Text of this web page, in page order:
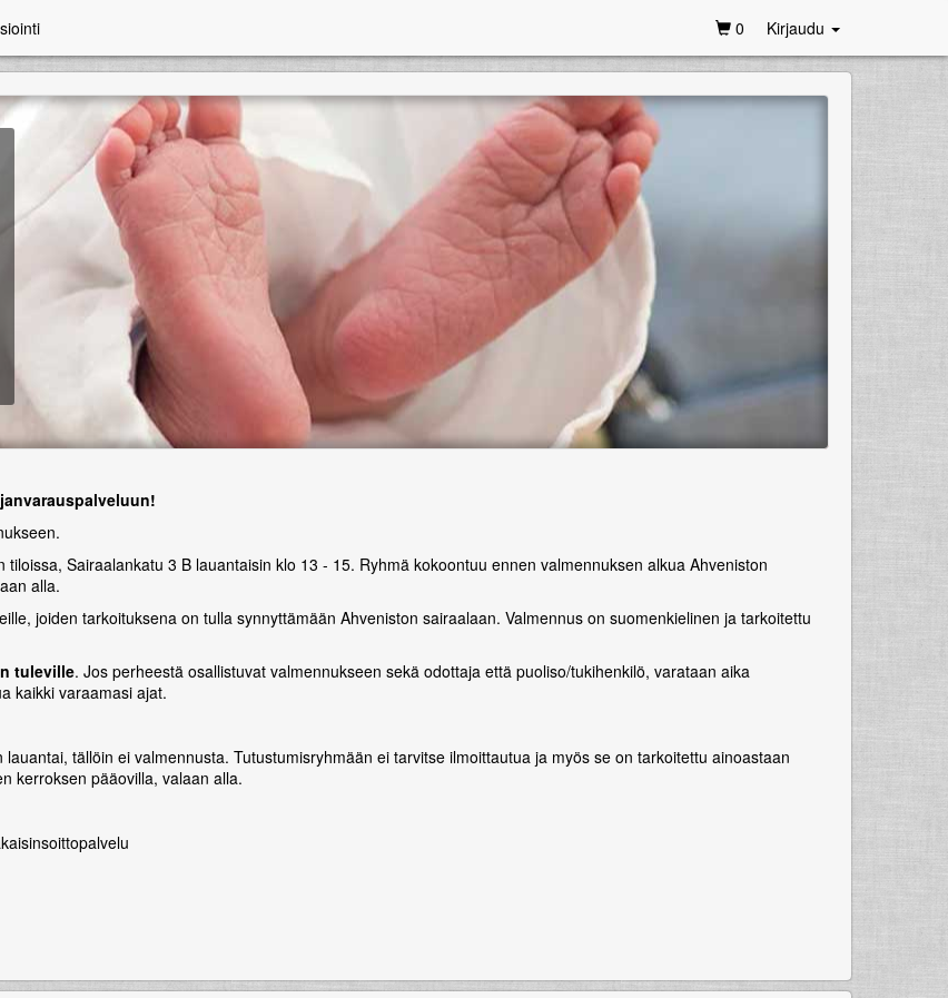
0 Kirjaudu
tiloissa, Sairaalankatu 3 B lauantaisin klo 13 - 15. Ryhmä kokoontuu ennen valmennuksen alkua Ahveniston
alla.
joiden tarkoituksena on tulla synnyttämään Ahveniston sairaalaan. Valmennus on suomenkielinen ja tarkoitettu
tuleville. Jos perheestä osallistuvat valmennukseen sekä odottaja että puoliso/tukihenkilö, varataan aika
kaikki varaamasi ajat.
tällöin ei valmennusta. Tutustumisryhmään ei tarvitse ilmoittautua ja myös se on tarkoitettu ainoastaan
kerroksen pääovilla, valaan alla.